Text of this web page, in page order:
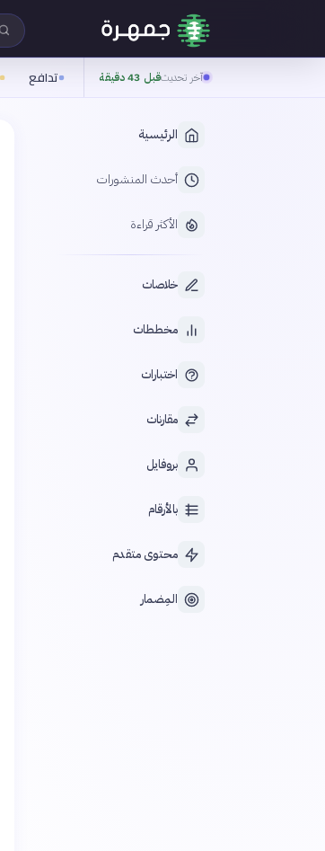
آخر تحديثقبل 43 دقيقة تدافع
الرئيسية
أحدث المنشورات
الأكثر قراءة
خلاصات
مخططات
اختبارات
مقارنات
بروفايل
بالأرقام
محتوى متقدم
المِضمار